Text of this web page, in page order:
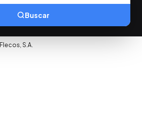
Buscar
Flecos, S.A.